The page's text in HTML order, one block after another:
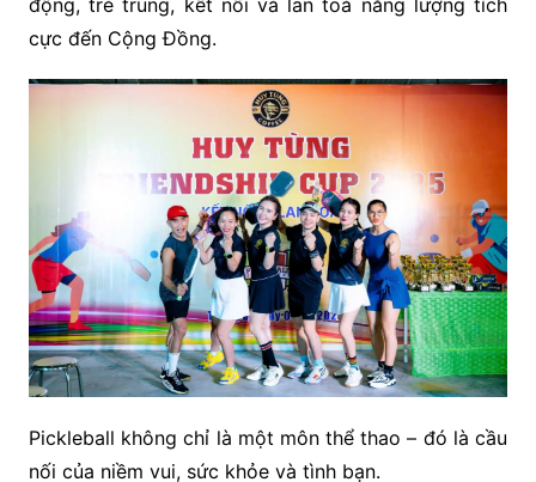
cực đến Cộng Đồng.
Pickleball không chỉ là một môn thể thao – đó là cầu
nối của niềm vui, sức khỏe và tình bạn.